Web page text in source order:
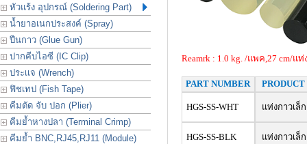
หัวแร้ง อุปกรณ์ (Soldering Part)
น้ำยาอเนกประสงค์ (Spray)
ปืนกาว (Glue Gun)
ปากคีบไอซี (IC Clip)
ประเเจ (Wrench)
ฟิชเทป (Fish Tape)
คีมตัด จับ ปอก (Plier)
คีมย้ำหางปลา (Terminal Crimp)
คีมย้ำ BNC,RJ45,RJ11 (Module)
Reamrk : 1.0 kg. /แพค,27 cm/แท่
PART NUMBER
HGS-SS-WHT แท่งกาวเล็
HGS-SS-BLK แท่งกาวเล็